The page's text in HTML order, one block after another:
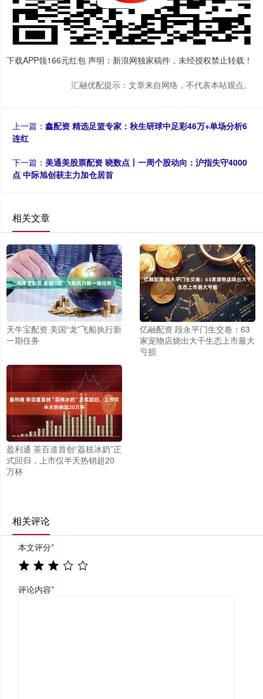
下载APP领166元红包 声明：新浪网独家稿件，未经授权禁止转载！
汇融优配提示：文章来自网络，不代表本站观点。
上一篇： 鑫配资 精选足篮专家：秋生研球中足彩46万+单场分析6
连红
下一篇： 美通美股票配资 晓数点丨一周个股动向：沪指失守4000
点 中际旭创获主力加仓居首
相关文章
天牛宝配资 美国“龙”飞船执行新
一期任务
亿融配资 段永平门生交卷：63
家宠物店烧出大千生态上市最大
亏损
盈利通 茶百道首创“荔枝冰奶”正
式回归，上市仅半天热销超20
万杯
相关评论
本文评分*
评论内容*